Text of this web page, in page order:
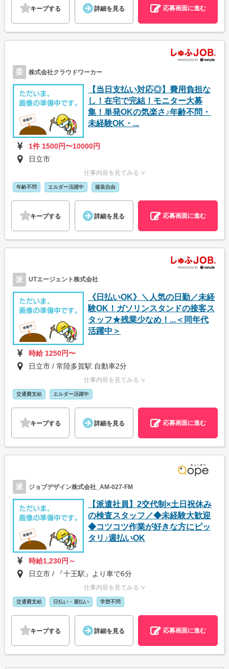
キープする 詳細を見る 応募画面に進む
委 株式会社クラウドワーカー
【当日支払い対応◎】費用負担な
し！在宅で完結！モニター大募
集！単発OKの気楽さ♪年齢不問・
未経験OK・...
1件 1500円〜10000円
日立市
仕事内容を見てみる ∨
年齢不問 エルダー活躍中 服装自由
キープする 詳細を見る 応募画面に進む
派 UTエージェント株式会社
《日払いOK》＼人気の日勤／未経
験OK！ガソリンスタンドの接客ス
タッフ★残業少なめ！...＜同年代
活躍中＞
時給 1250円〜
日立市 / 常陸多賀駅 自動車2分
仕事内容を見てみる ∨
交通費支給 エルダー活躍中
キープする 詳細を見る 応募画面に進む
派 ジョブデザイン株式会社_AM-027-FM
【派遣社員】2交代制×土日祝休み
の検査スタッフ／◆未経験大歓迎
◆コツコツ作業が好きな方にピッ
タリ♪週払いOK
時給1,230円～
日立市 / 『十王駅』より車で6分
仕事内容を見てみる ∨
交通費支給 日払い・週払い 学歴不問
キープする 詳細を見る 応募画面に進む